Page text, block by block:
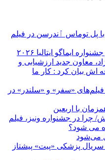
پل توماس ٱندرسن در فیلم
ایماگو ایتالیا ۲۰۲۶
معاون جدید ارزشیابی و
اش بیان کرد : کار ما
«سفر» و «سلندر» در
با اربعین
چرا در جشنواره ونیز، فیلم
می شود؟
می‌شود
نامزدهای امی ۲۰۲۶؛ سریال پزشکی «پیت» پیشتاز